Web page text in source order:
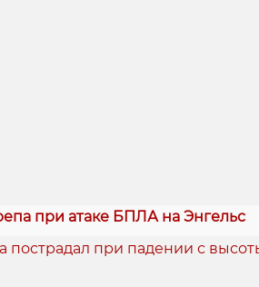
при атаке БПЛА на Энгельс